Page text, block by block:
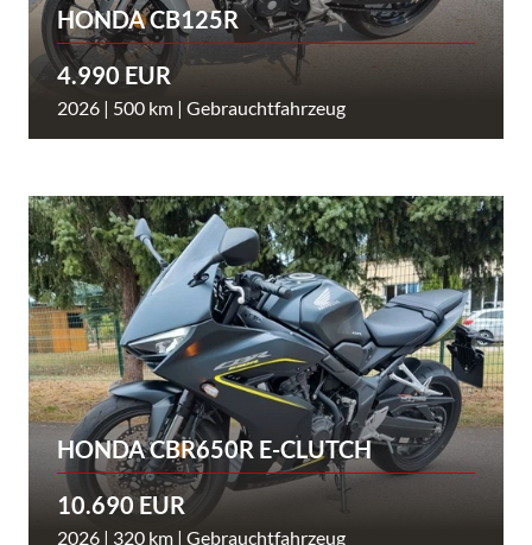
HONDA CB125R
4.990 EUR
2026 | 500 km | Gebrauchtfahrzeug
HONDA CBR650R E-CLUTCH
10.690 EUR
2026 | 320 km | Gebrauchtfahrzeug